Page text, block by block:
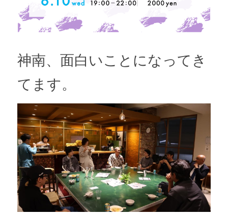
神南、面白いことになってき
てます。